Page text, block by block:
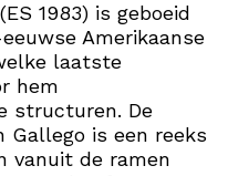
(ES 1983) is geboeid
Amerikaanse
laatste
hem
structuren. De
Gallego is een reeks
vanuit de ramen